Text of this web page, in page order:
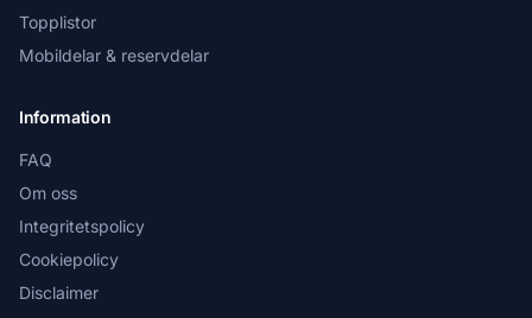
Topplistor
Mobildelar & reservdelar
Information
FAQ
Om oss
Integritetspolicy
Cookiepolicy
Disclaimer